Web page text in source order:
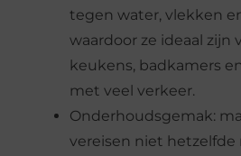
tegen water, vlekken
waardoor ze ideaal zijn
keukens, badkamers
met veel verkeer.
Onderhoudsgemak:
vereisen niet hetzelfde